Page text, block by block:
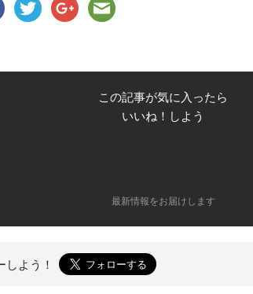
この記事が気に入ったら
いいね！しよう
最新情報をお届けします
しよう！